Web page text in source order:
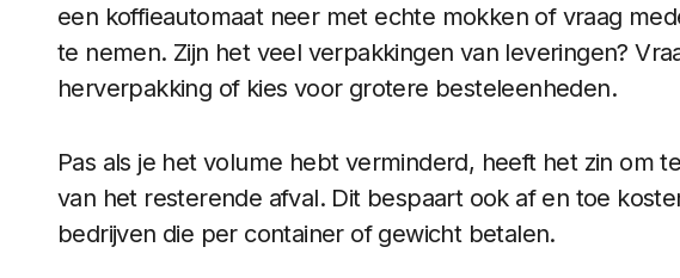
een koffieautomaat neer met echte mokken of vraag
te nemen. Zijn het veel verpakkingen van leveringen?
herverpakking of kies voor grotere besteleenheden.
Pas als je het volume hebt verminderd, heeft het zin om
van het resterende afval. Dit bespaart ook af en toe
bedrijven die per container of gewicht betalen.